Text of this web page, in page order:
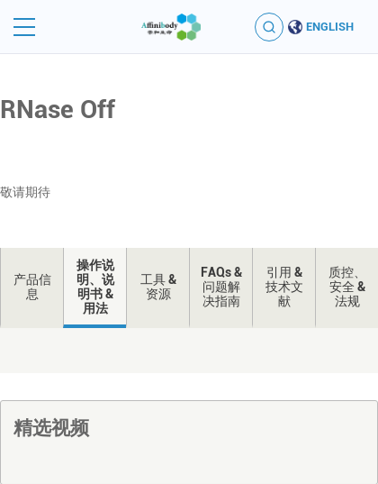
ENGLISH
RNase Off
敬请期待
产品信
息
操作说
明、说
明书 &
用法
工具 &
资源
FAQs &
问题解
决指南
引用 &
技术文
献
质控、
安全 &
法规
精选视频